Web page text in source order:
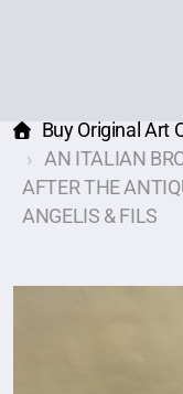
Buy Original Art
AN ITALIAN
AFTER THE
ANGELIS & FILS